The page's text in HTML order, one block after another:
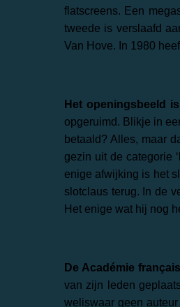
flatscreens. Een
tweede is verslaafd
Van Hove. In 1980
Het openingsbeeld is
opgeruimd. Blikje in
betaald? Alles, maar
gezin uit de categorie
enige afwijking is het
slotclaus terug. In de
Het enige wat hij nog
De Académie
van zijn leden
weliswaar geen